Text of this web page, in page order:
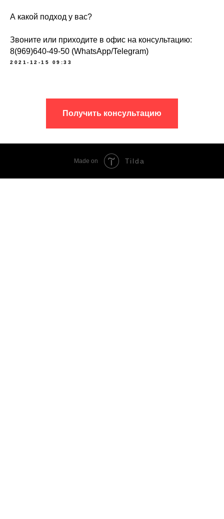
А какой подход у вас?
Звоните или приходите в офис на консультацию:
8(969)640-49-50 (WhatsApp/Telegram)
2021-12-15 09:33
Получить консультацию
Made on Tilda